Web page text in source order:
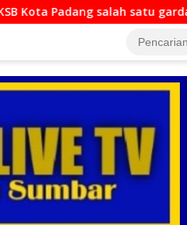
terdepan dalam Bencana